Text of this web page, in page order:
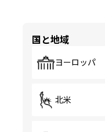
国と地域
ヨーロッパ
北米